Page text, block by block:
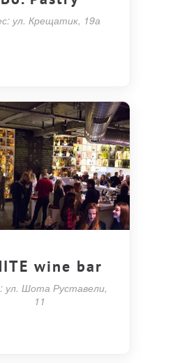
ул. Крещатик, 19а
wine bar
ул. Шота Руставели,
11